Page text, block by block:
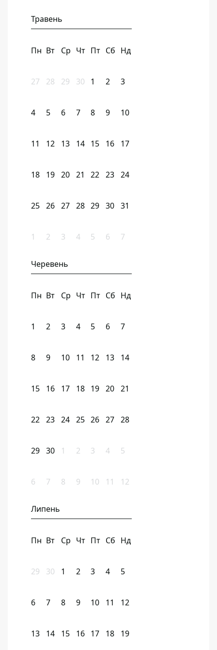
Травень
Пн Вт Ср Чт Пт Сб Нд
27 28 29 30 1 2 3
4 5 6 7 8 9 10
11 12 13 14 15 16 17
18 19 20 21 22 23 24
25 26 27 28 29 30 31
1 2 3 4 5 6 7
Черевень
Пн Вт Ср Чт Пт Сб Нд
1 2 3 4 5 6 7
8 9 10 11 12 13 14
15 16 17 18 19 20 21
22 23 24 25 26 27 28
29 30 1 2 3 4 5
6 7 8 9 10 11 12
Липень
Пн Вт Ср Чт Пт Сб Нд
29 30 1 2 3 4 5
6 7 8 9 10 11 12
13 14 15 16 17 18 19